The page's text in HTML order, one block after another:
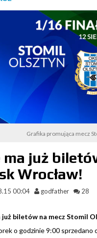
Grafika promująca mecz
ma już
Wrocław!
00:04 godfather 28
już biletów na mecz Stomil
o godzinie 9:00 sprzedano